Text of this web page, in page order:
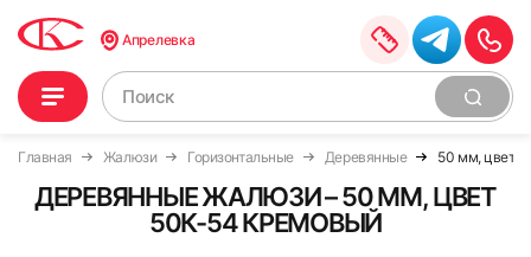
Апрелевка
Главная Жалюзи Горизонтальные Деревянные 50 мм, цвет
ДЕРЕВЯННЫЕ ЖАЛЮЗИ – 50 ММ, ЦВЕТ
50К-54 КРЕМОВЫЙ